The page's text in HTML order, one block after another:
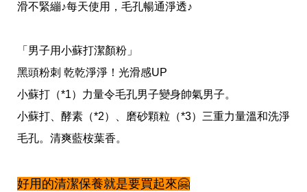
滑不緊繃♪每天使用，毛孔暢通淨透♪
「男子用小蘇打潔顏粉」
黑頭粉刺 乾乾淨淨！光滑感UP
小蘇打（*1）力量令毛孔男子變身帥氣男子。
小蘇打、酵素（*2）、磨砂顆粒（*3）三重力量溫和洗淨
毛孔。清爽藍桉葉香。
好用的清潔保養就是要買起來🤗